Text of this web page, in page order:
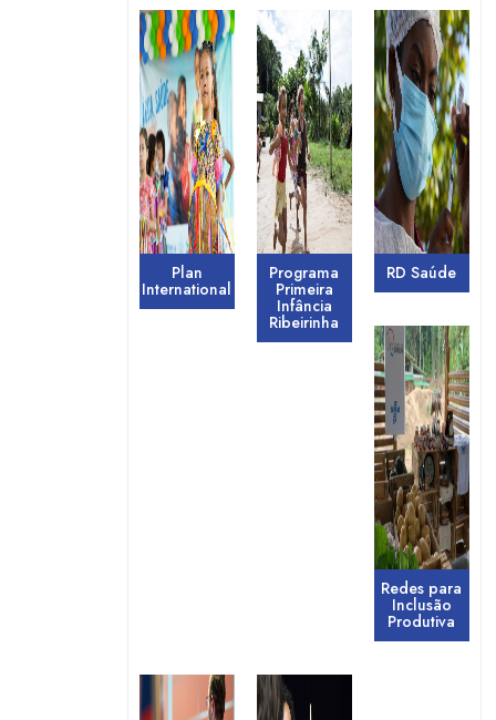
Plan
International
Programa
Primeira
Infância
Ribeirinha
RD Saúde
Redes para
Inclusão
Produtiva